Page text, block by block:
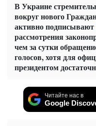
В Украине
вокруг нового
активно подписывают
рассмотрения
чем за сутки
голосов, хотя для
президентом
Читайте нас в
Google